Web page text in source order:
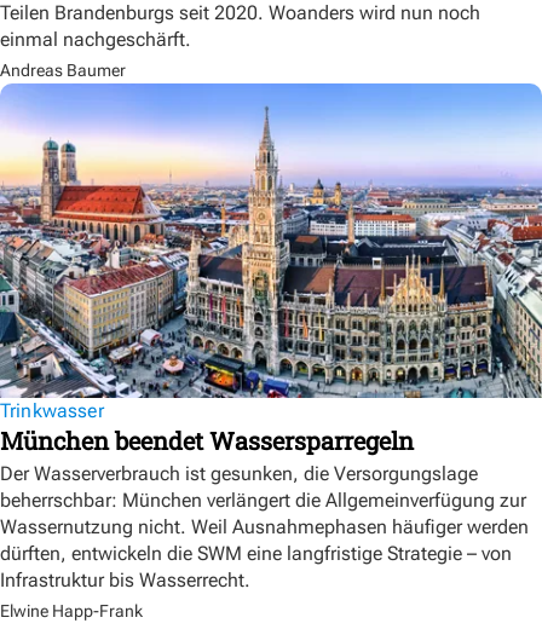
Teilen Brandenburgs seit 2020. Woanders wird nun noch
einmal nachgeschärft.
Andreas Baumer
Trinkwasser
München beendet Wassersparregeln
Der Wasserverbrauch ist gesunken, die Versorgungslage
beherrschbar: München verlängert die Allgemeinverfügung zur
Wassernutzung nicht. Weil Ausnahmephasen häufiger werden
dürften, entwickeln die SWM eine langfristige Strategie – von
Infrastruktur bis Wasserrecht.
Elwine Happ-Frank